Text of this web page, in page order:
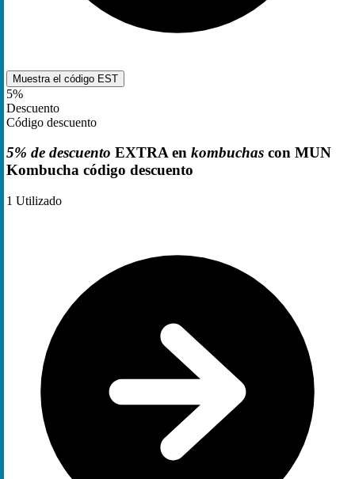
Muestra el código EST
5%
Descuento
Código descuento
5% de descuento EXTRA en kombuchas con MUN
Kombucha código descuento
1 Utilizado